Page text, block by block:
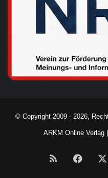
© Copyright 2009 - 2026,
ARKM Online Verlag
RSS